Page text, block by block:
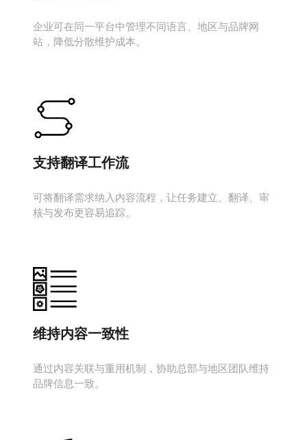
企业可在同一平台中管理不同语言、地区与品牌网
站，降低分散维护成本。
支持翻译工作流
可将翻译需求纳入内容流程，让任务建立、翻译、审
核与发布更容易追踪。
维持内容一致性
通过内容关联与重用机制，协助总部与地区团队维持
品牌信息一致。